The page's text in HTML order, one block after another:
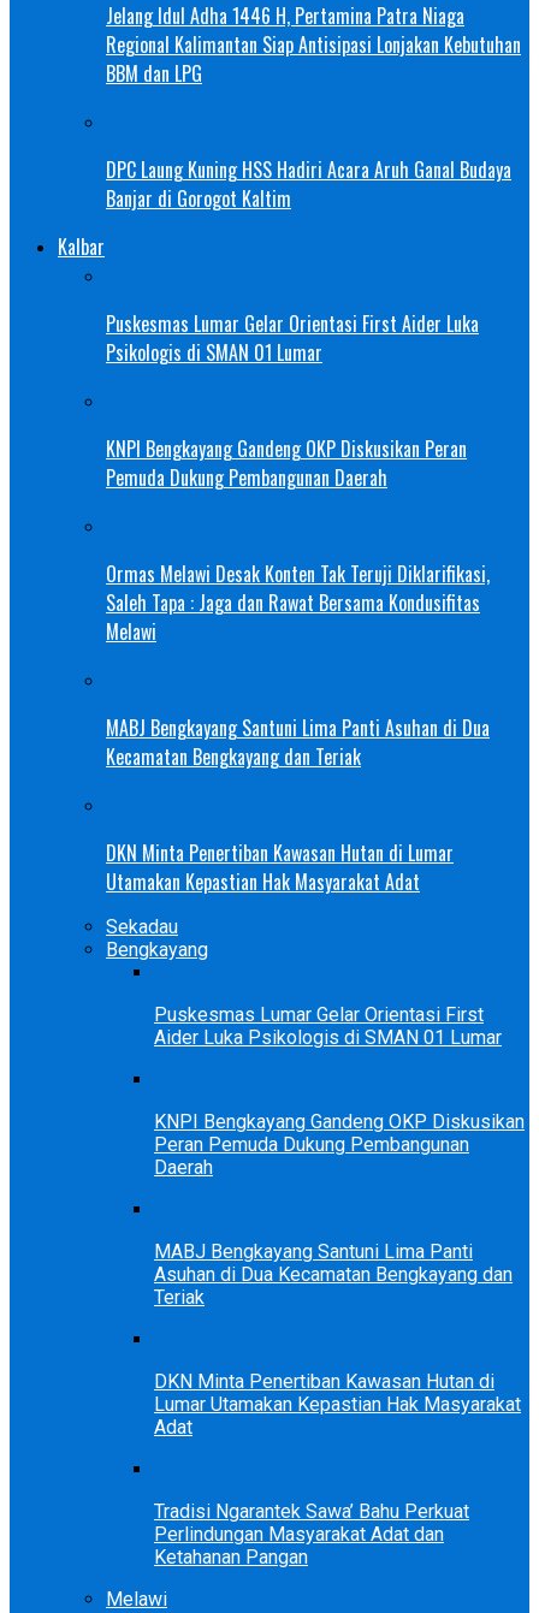
Jelang Idul Adha 1446 H, Pertamina Patra Niaga
Regional Kalimantan Siap Antisipasi Lonjakan Kebutuhan
BBM dan LPG
DPC Laung Kuning HSS Hadiri Acara Aruh Ganal Budaya
Banjar di Gorogot Kaltim
Kalbar
Puskesmas Lumar Gelar Orientasi First Aider Luka
Psikologis di SMAN 01 Lumar
KNPI Bengkayang Gandeng OKP Diskusikan Peran
Pemuda Dukung Pembangunan Daerah
Ormas Melawi Desak Konten Tak Teruji Diklarifikasi,
Saleh Tapa : Jaga dan Rawat Bersama Kondusifitas
Melawi
MABJ Bengkayang Santuni Lima Panti Asuhan di Dua
Kecamatan Bengkayang dan Teriak
DKN Minta Penertiban Kawasan Hutan di Lumar
Utamakan Kepastian Hak Masyarakat Adat
Sekadau
Bengkayang
Puskesmas Lumar Gelar Orientasi First
Aider Luka Psikologis di SMAN 01 Lumar
KNPI Bengkayang Gandeng OKP Diskusikan
Peran Pemuda Dukung Pembangunan
Daerah
MABJ Bengkayang Santuni Lima Panti
Asuhan di Dua Kecamatan Bengkayang dan
Teriak
DKN Minta Penertiban Kawasan Hutan di
Lumar Utamakan Kepastian Hak Masyarakat
Adat
Tradisi Ngarantek Sawa’ Bahu Perkuat
Perlindungan Masyarakat Adat dan
Ketahanan Pangan
Melawi